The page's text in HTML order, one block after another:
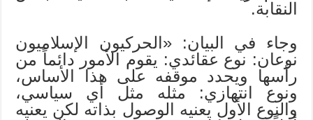
النقابة.
وجاء في البيان: «الحركيون الإسلاميون
نوعان: نوع عقائدي: يقوم الأمور دائماً من
رأسها ويحدد موقفه على هذا الأساس،
ونوع انتهازي: مثله مثل أي سياسي،
والنوع الأول يعنيه الوصول بذاته لكن يعنيه